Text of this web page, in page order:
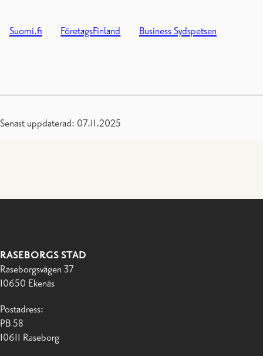
Suomi.fi FöretagsFinland Business Sydspetsen
Senast uppdaterad: 07.11.2025
RASEBORGS STAD
Raseborgsvägen 37
10650 Ekenäs
Postadress:
PB 58
10611 Raseborg